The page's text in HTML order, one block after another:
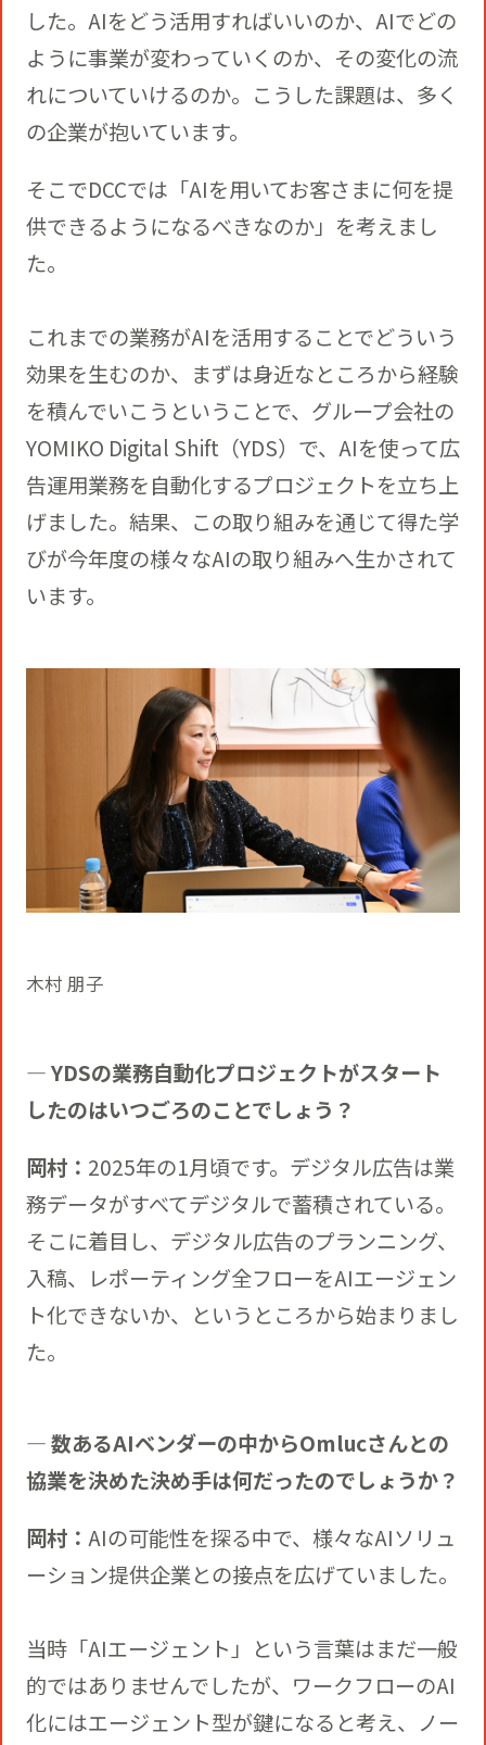
した。AIをどう活用すればいいのか、AIでどの
ように事業が変わっていくのか、その変化の流
れについていけるのか。こうした課題は、多く
の企業が抱いています。
そこでDCCでは「AIを用いてお客さまに何を提
供できるようになるべきなのか」を考えまし
た。
これまでの業務がAIを活用することでどういう
効果を生むのか、まずは身近なところから経験
を積んでいこうということで、グループ会社の
YOMIKO Digital Shift（YDS）で、AIを使って広
告運用業務を自動化するプロジェクトを立ち上
げました。結果、この取り組みを通じて得た学
びが今年度の様々なAIの取り組みへ生かされて
います。
木村 朋子
― YDSの業務自動化プロジェクトがスタート
したのはいつごろのことでしょう？
岡村： 2025年の1月頃です。デジタル広告は業
務データがすべてデジタルで蓄積されている。
そこに着目し、デジタル広告のプランニング、
入稿、レポーティング全フローをAIエージェン
ト化できないか、というところから始まりまし
た。
― 数あるAIベンダーの中からOmlucさんとの
協業を決めた決め手は何だったのでしょうか？
岡村： AIの可能性を探る中で、様々なAIソリュ
ーション提供企業との接点を広げていました。
当時「AIエージェント」という言葉はまだ一般
的ではありませんでしたが、ワークフローのAI
化にはエージェント型が鍵になると考え、ノー